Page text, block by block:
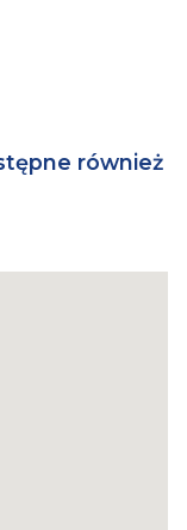
również